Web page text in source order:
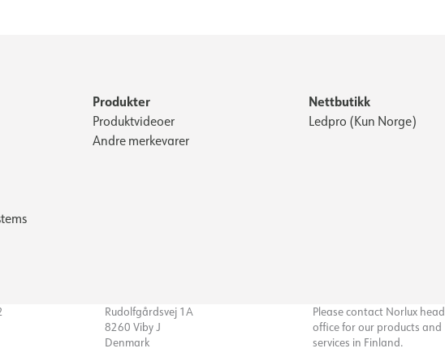
Produkter
Produktvideoer
Andre merkevarer
Nettbutikk
Ledpro (Kun Norge)
Rudolfgårdsvej 1A
8260 Viby J
Denmark
Please contact Norlux head
office for our products and
services in Finland.